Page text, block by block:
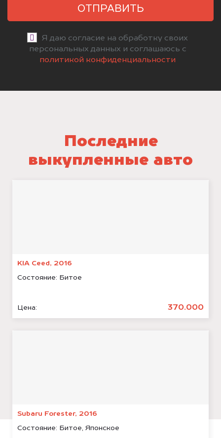
ОТПРАВИТЬ
Я даю согласие на обработку своих
персональных данных и соглашаюсь с
политикой конфиденциальности
Последние
выкупленные авто
KIA Ceed, 2016
Состояние: Битое
Цена: 370.000
Subaru Forester, 2016
Состояние: Битое, Японское